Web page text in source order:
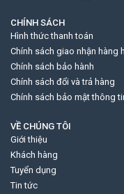
CHÍNH SÁCH
Hình thức thanh toán
Chính sách giao nhận hàng
Chính sách bảo hành
Chính sách đổi và trả hàng
Chính sách bảo mật thông
VỀ CHÚNG TÔI
Giới thiệu
Khách hàng
Tuyển dụng
Tin tức